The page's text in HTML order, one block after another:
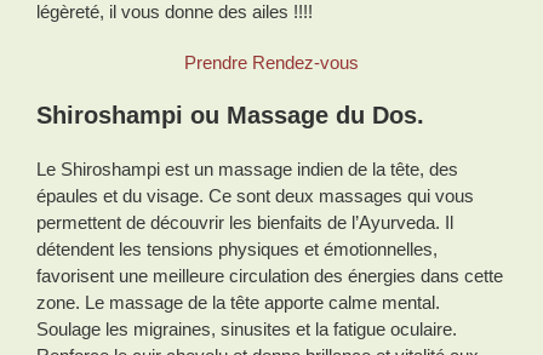
légèreté, il vous donne des ailes !!!!
Prendre Rendez-vous
Shiroshampi ou Massage du Dos.
Le Shiroshampi est un massage indien de la tête, des
épaules et du visage. Ce sont deux massages qui vous
permettent de découvrir les bienfaits de l’Ayurveda. Il
détendent les tensions physiques et émotionnelles,
favorisent une meilleure circulation des énergies dans cette
zone. Le massage de la tête apporte calme mental.
Soulage les migraines, sinusites et la fatigue oculaire.